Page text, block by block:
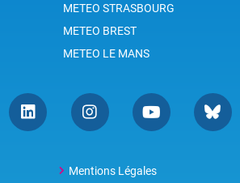
METEO STRASBOURG
METEO BREST
METEO LE MANS
Mentions Légales